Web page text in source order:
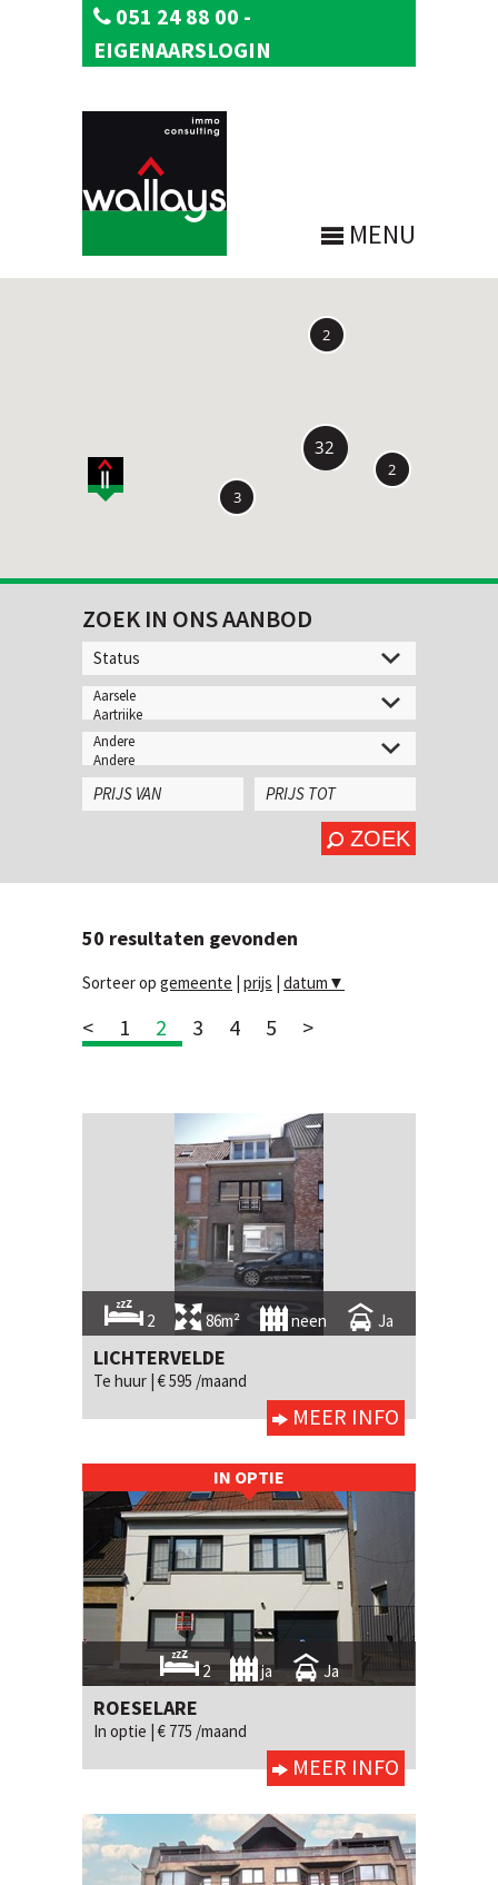
051 24 88 00 -
EIGENAARSLOGIN
MENU
3
32
2
2
ZOEK IN ONS AANBOD
ZOEK
50 resultaten gevonden
Sorteer op gemeente | prijs | datum ▼
< 1 2 3 4 5 >
2 86m² neen Ja
LICHTERVELDE
Te huur | € 595 /maand
MEER INFO
IN OPTIE
2 ja Ja
ROESELARE
In optie | € 775 /maand
MEER INFO